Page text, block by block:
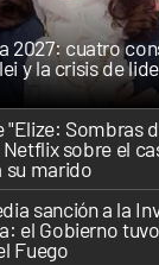
2027: cuatro
y la crisis de
Sombras
sobre el
su marido
sanción a la
el Gobierno
Fuego